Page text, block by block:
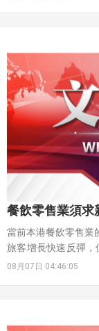
餐飲零售業須求
當前本港餐飲零售業
旅客增長快速反彈，
酒樓卻陷入收縮。立
2025年間，中式餐
著。法式及意式餐館
08月07日 04:46:05